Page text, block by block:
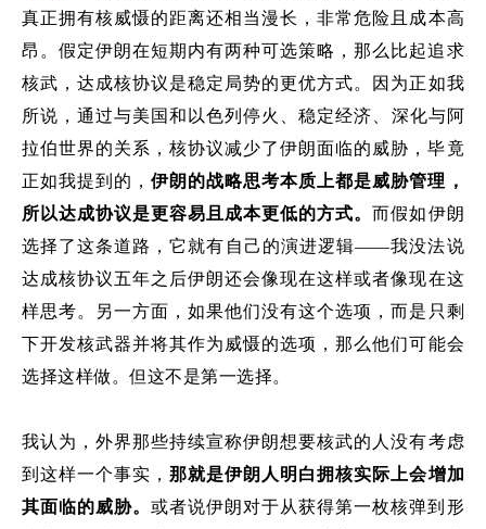
真正拥有核威慑的距离还相当漫长，非常危险 且 成本高
昂。假定伊朗在短期内有两种可选策略，那么比起追求
核武，达成核协议是稳定 局势的更优方式。因为正如我
所说，通过与美国和 以色列停火 、稳定经济
深化与阿
拉伯世界的关系，核协议减少了伊朗面临的威胁，毕竟
正如我提到的，伊朗的战略思考本质上都是威胁管理，
所以达成协议是更容易 且成本更低的方式。而假如伊朗
选择了这条道路，它就有自己的演进逻辑——我没法说
达成核协议五年之后伊朗还会像现在这样或者像现在这
样思考。另一方面，如果他们没有这个选项，而是 只剩
下开发核武器并将其作为威慑的选项，那么他们可能会
选择这样做。但这不是第一选择。
我认为，外界那些持续宣称伊朗想要核武的人没有考虑
到这样一个事实 ，那就是伊朗人明白拥核实际上会增加
其面临的威胁。或者说伊朗对于从获得第一枚核弹到形